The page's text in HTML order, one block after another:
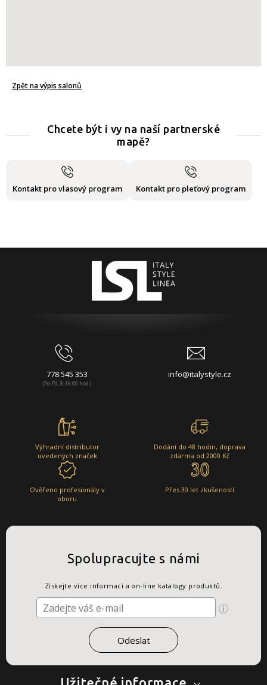
Zpět na výpis salonů
Chcete být i vy na naší partnerské
mapě?
Kontakt pro vlasový program Kontakt pro pleťový program
778 545 353
(Po-Pá, 8-16:00 hod.)
info@italystyle.cz
Výhradní distributor
uvedených značek
Dodání do 48 hodin, doprava
zdarma od 2000 Kč
Ověřeno profesionály v
oboru
Přes 30 let zkušeností
Spolupracujte s námi
Získejte více informací a on-line katalogy produktů.